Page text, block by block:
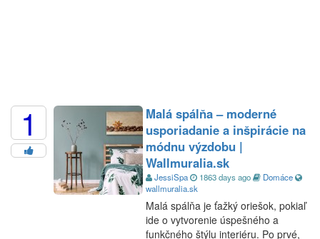
1
Malá spálňa – moderné
usporiadanie a inšpirácie na
módnu výzdobu |
Wallmuralia.sk
JessiSpa 1863 days ago
Domáce
wallmuralia.sk
Malá spálňa je ťažký oriešok, pokiaľ
ide o vytvorenie úspešného a
funkčného štýlu interiéru. Po prvé,